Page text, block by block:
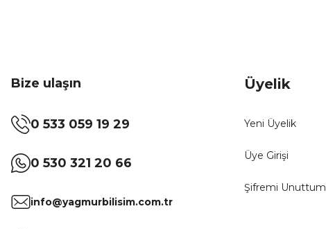
Bize ulaşın
0 533 059 19 29
0 530 321 20 66
info@yagmurbilisim.com.tr
Üyelik
Yeni Üyelik
Üye Girişi
Şifremi Unuttum